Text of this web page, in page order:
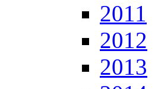
2011
2012
2013